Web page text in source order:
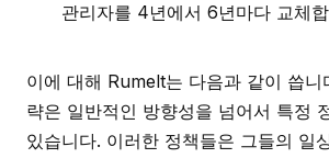
관리자를 4년에서 6년마다 교체
이에 대해 Rumelt는 다음과 같이 씁
략은 일반적인 방향성을 넘어서 특정
있습니다. 이러한 정책들은 그들의 일